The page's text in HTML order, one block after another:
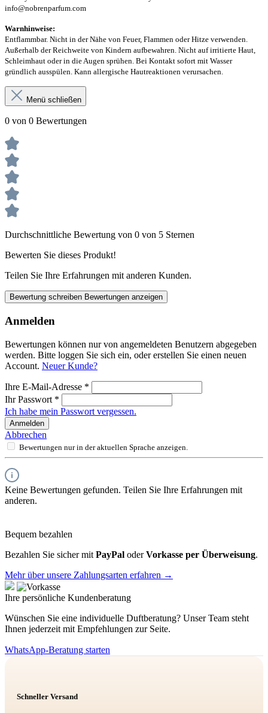
info@nobrenparfum.com
Warnhinweise:
Entflammbar. Nicht in der Nähe von Feuer, Flammen oder Hitze verwenden.
Außerhalb der Reichweite von Kindern aufbewahren. Nicht auf irritierte Haut,
Schleimhaut oder in die Augen sprühen. Bei Kontakt sofort mit Wasser
gründlich ausspülen. Kann allergische Hautreaktionen verursachen.
Menü schließen
0 von 0 Bewertungen
Durchschnittliche Bewertung von 0 von 5 Sternen
Bewerten Sie dieses Produkt!
Teilen Sie Ihre Erfahrungen mit anderen Kunden.
Bewertung schreiben Bewertungen anzeigen
Anmelden
Bewertungen können nur von angemeldeten Benutzern abgegeben
werden. Bitte loggen Sie sich ein, oder erstellen Sie einen neuen
Account. Neuer Kunde?
Ihre E-Mail-Adresse *
Ihr Passwort *
Ich habe mein Passwort vergessen.
Anmelden
Abbrechen
Bewertungen nur in der aktuellen Sprache anzeigen.
Keine Bewertungen gefunden. Teilen Sie Ihre Erfahrungen mit
anderen.
Bequem bezahlen
Bezahlen Sie sicher mit PayPal oderVorkasse per Überweisung.
Mehr über unsere Zahlungsarten erfahren →
Ihre persönliche Kundenberatung
Wünschen Sie eine individuelle Duftberatung? Unser Team steht
Ihnen jederzeit mit Empfehlungen zur Seite.
WhatsApp-Beratung starten
Schneller Versand